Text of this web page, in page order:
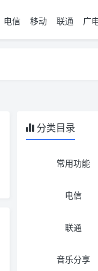
电信 移动 联通 广
分类目录
常用功能
电信
联通
音乐分享